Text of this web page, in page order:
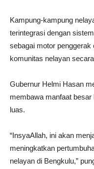
Kampung-kampung
terintegrasi dengan
sebagai motor
komunitas nelayan
Gubernur Helmi Hasan
membawa manfaat
luas.
“InsyaAllah, ini akan
meningkatkan
nelayan di Bengkulu,”